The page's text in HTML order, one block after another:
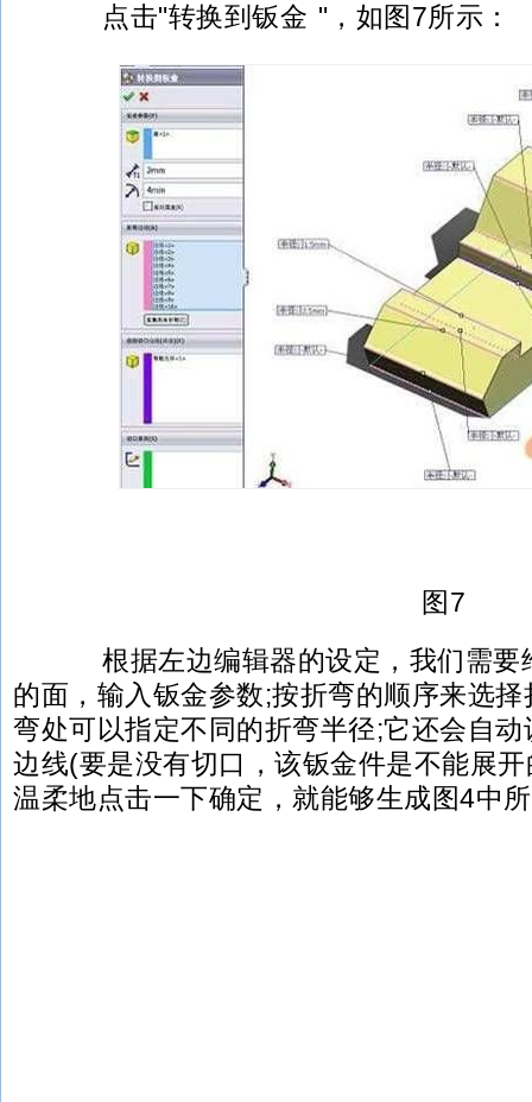
点击"转换到钣金 "，如图7所示：
图7
根据左边编辑器的设定，我们需要
的面，输入钣金参数;按折弯的顺序来选
弯处可以指定不同的折弯半径;它还会自
边线(要是没有切口，该钣金件是不能展
温柔地点击一下确定，就能够生成图4中